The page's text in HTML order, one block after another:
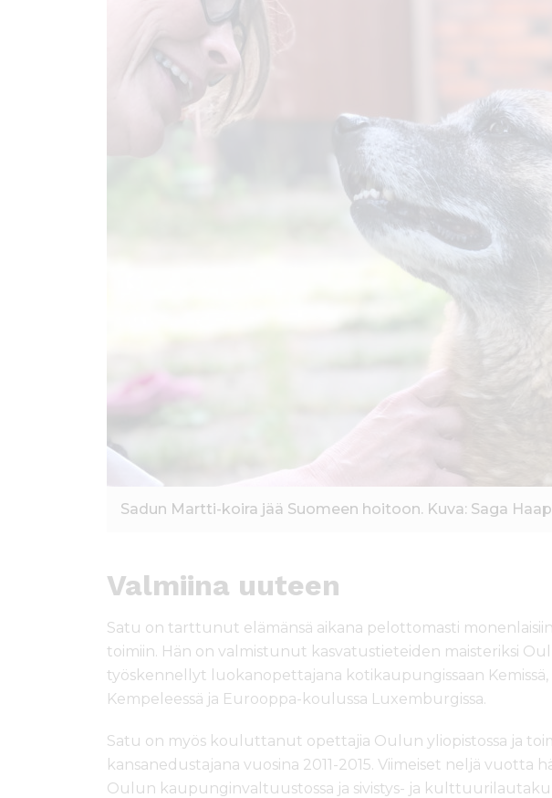
Sadun Martti-koira jää Suomeen hoitoon. Kuva: Saga
Valmiina uuteen
Satu on tarttunut elämänsä aikana pelottomasti
toimiin. Hän on valmistunut kasvatustieteiden maisteriksi
työskennellyt luokanopettajana kotikaupungissaan Kemissä,
Kempeleessä ja Eurooppa-koulussa Luxemburgissa.
Satu on myös kouluttanut opettajia Oulun yliopistossa ja
kansanedustajana vuosina 2011-2015. Viimeiset neljä vuotta
Oulun kaupunginvaltuustossa ja sivistys- ja